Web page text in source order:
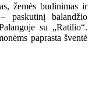
žemės budinimas ir
paskutinį balandžio
su „Ratilio“.
paprasta šventė